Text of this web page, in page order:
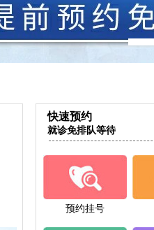
快速预约
就诊免排队等待
预约挂号